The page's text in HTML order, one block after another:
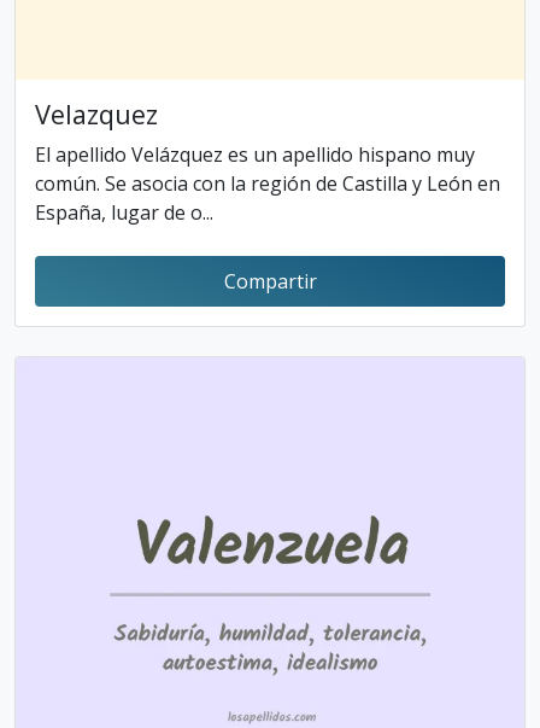
Velazquez
El apellido Velázquez es un apellido hispano muy
común. Se asocia con la región de Castilla y León en
España, lugar de o...
Compartir